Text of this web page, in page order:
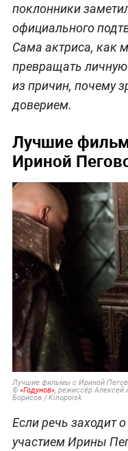
поклонники
официального
Сама актриса, как
превращать личную
из причин, почему
доверием.
Лучшие
Ириной
Лучшие фильмы с Ириной
© «Годунов», режиссёр Алексей
Борисов / Kinopoisk
Если речь заходит
участием Ирины